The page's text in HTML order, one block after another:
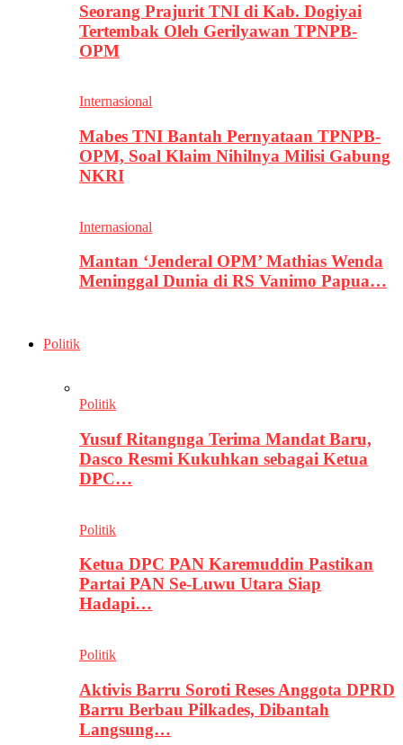
Seorang Prajurit TNI di Kab. Dogiyai
Tertembak Oleh Gerilyawan TPNPB-
OPM
Internasional
Mabes TNI Bantah Pernyataan TPNPB-
OPM, Soal Klaim Nihilnya Milisi Gabung
NKRI
Internasional
Mantan ‘Jenderal OPM’ Mathias Wenda
Meninggal Dunia di RS Vanimo Papua…
Politik
Politik
Yusuf Ritangnga Terima Mandat Baru,
Dasco Resmi Kukuhkan sebagai Ketua
DPC…
Politik
Ketua DPC PAN Karemuddin Pastikan
Partai PAN Se-Luwu Utara Siap
Hadapi…
Politik
Aktivis Barru Soroti Reses Anggota DPRD
Barru Berbau Pilkades, Dibantah
Langsung…